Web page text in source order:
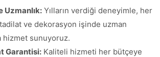
Uzmanlık: Yılların verdiği deneyimle, her
ve dekorasyon işinde uzman
hizmet sunuyoruz.
Garantisi: Kaliteli hizmeti her bütçeye